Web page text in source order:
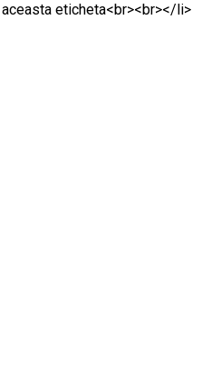
eticheta<br><br></li>